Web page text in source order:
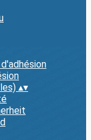
▴▾